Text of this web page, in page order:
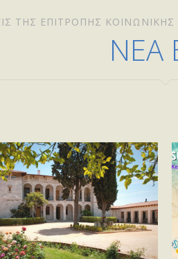
ΤΗΣ ΕΠΙΤΡΟΠΉΣ
ΝΕΑ